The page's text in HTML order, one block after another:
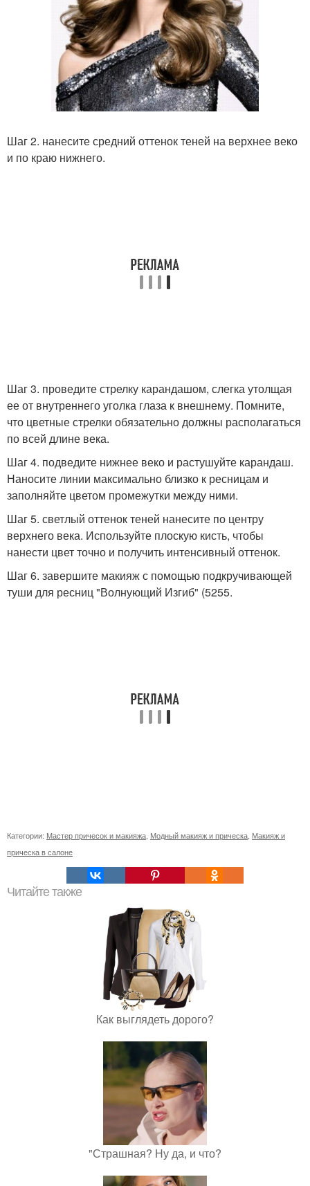
Шаг 2. нанесите средний оттенок теней на верхнее веко
и по краю нижнего.
Шаг 3. проведите стрелку карандашом, слегка утолщая
ее от внутреннего уголка глаза к внешнему. Помните,
что цветные стрелки обязательно должны располагаться
по всей длине века.
Шаг 4. подведите нижнее веко и растушуйте карандаш.
Наносите линии максимально близко к ресницам и
заполняйте цветом промежутки между ними.
Шаг 5. светлый оттенок теней нанесите по центру
верхнего века. Используйте плоскую кисть, чтобы
нанести цвет точно и получить интенсивный оттенок.
Шаг 6. завершите макияж с помощью подкручивающей
туши для ресниц "Волнующий Изгиб" (5255.
Категории: Мастер причесок и макияжа Модный макияж и прическа Макияж и
прическа в салоне
Читайте также
Как выглядеть дорого?
"Страшная? Ну да, и что?